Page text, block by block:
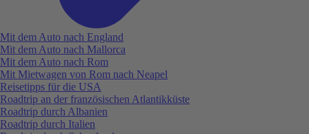
Mit dem Auto nach England
Mit dem Auto nach Mallorca
Mit dem Auto nach Rom
Mit Mietwagen von Rom nach Neapel
Reisetipps für die USA
Roadtrip an der französischen Atlantikküste
Roadtrip durch Albanien
Roadtrip durch Italien